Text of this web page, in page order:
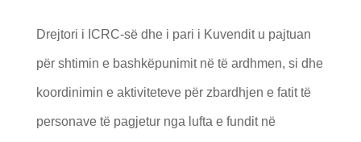
Drejtori i ICRC-së dhe i pari i Kuvendit u pajtuan
për shtimin e bashkëpunimit në të ardhmen, si dhe
koordinimin e aktiviteteve për zbardhjen e fatit të
personave të pagjetur nga lufta e fundit në